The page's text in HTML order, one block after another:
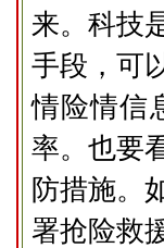
来。科技
手段，可
情险情信
率。也要
防措施。
署抢险救